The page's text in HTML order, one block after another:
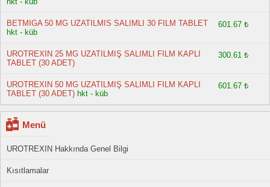
BETMIGA 50 MG UZATILMIS SALIMLI 30 FILM TABLET
hkt - küb
601.67 ₺
UROTREXIN 25 MG UZATILMIŞ SALIMLI FILM KAPLI
TABLET (30 ADET)
300.61 ₺
UROTREXIN 50 MG UZATILMIŞ SALIMLI FILM KAPLI
TABLET (30 ADET) hkt - küb
601.67 ₺
Menü
UROTREXIN Hakkında Genel Bilgi
Kısıtlamalar